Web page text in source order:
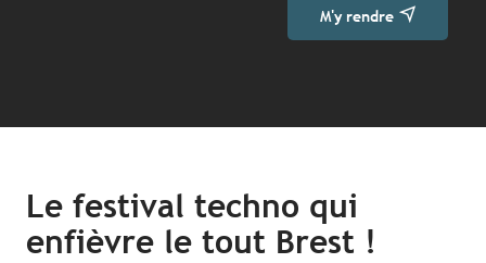
M'y rendre
Le festival techno qui
enfièvre le tout Brest !